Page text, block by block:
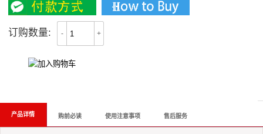
订购数量: - +
产品详情 购前必读 使用注意事项 售后服务